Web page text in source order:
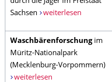
Sachsen
weiterlesen
Waschbärenforschungim
Müritz-Nationalpark
(Mecklenburg-Vorpommern)
weiterlesen